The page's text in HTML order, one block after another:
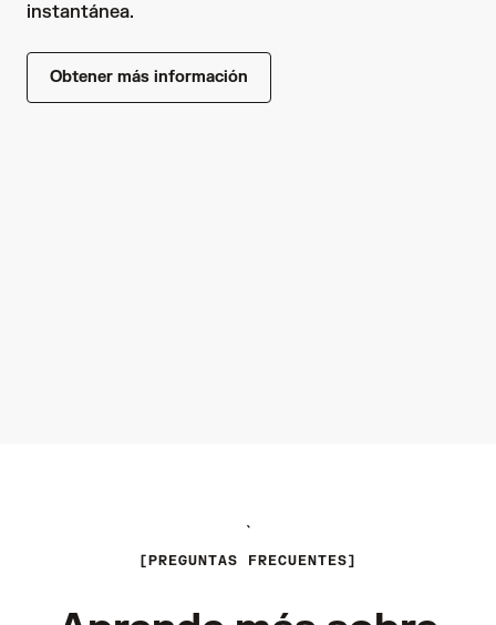
instantánea.
Obtener más información
`
PREGUNTAS FRECUENTES